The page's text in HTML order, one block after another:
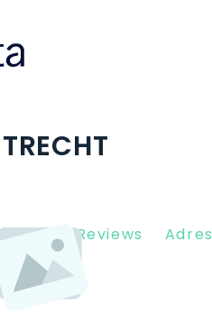
Client Reviews Adres